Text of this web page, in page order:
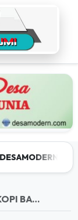
DESAMODERN
JADI PENGUSAHA